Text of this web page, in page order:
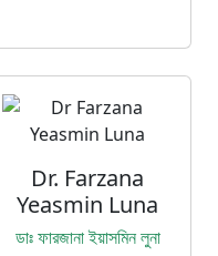
Dr. Farzana
Yeasmin Luna
ডাঃ ফারজানা ইয়াসমিন লুনা